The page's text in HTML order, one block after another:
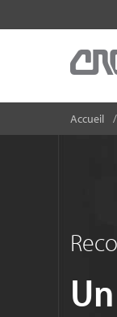
Accueil